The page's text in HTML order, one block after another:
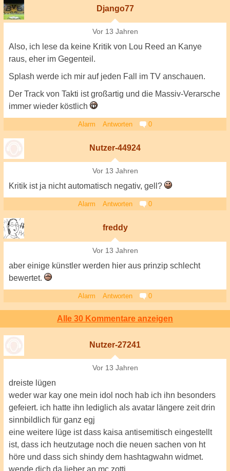
Django77
Vor 13 Jahren
Also, ich lese da keine Kritik von Lou Reed an Kanye
raus, eher im Gegenteil.
Splash werde ich mir auf jeden Fall im TV anschauen.
Der Track von Takti ist großartig und die Massiv-Verarsche
immer wieder köstlich
Alarm Antworten 0
Nutzer-44924
Vor 13 Jahren
Kritik ist ja nicht automatisch negativ, gell?
Alarm Antworten 0
freddy
Vor 13 Jahren
aber einige künstler werden hier aus prinzip schlecht
bewertet.
Alarm Antworten 0
Alle 30 Kommentare anzeigen
Nutzer-27241
Vor 13 Jahren
dreiste lügen
weder war kay one mein idol noch hab ich ihn besonders
gefeiert. ich hatte ihn lediglich als avatar längere zeit drin
sinnbildlich für ganz egj
eine weitere lüge ist dass kaisa antisemitisch eingestellt
ist, dass ich heutzutage noch die neuen sachen von ht
höre und dass sich shindy dem hashtagwahn widmet.
wende dich da lieber an mc zotti